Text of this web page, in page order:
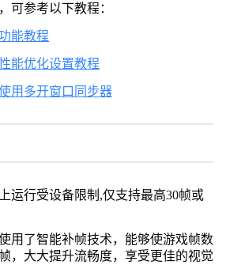
可参考以下教程：
能教程
能优化设置教程
用多开窗口同步器
运行受设备限制,仅支持最高30帧或
用了智能补帧技术，能够使游戏帧数
，大大提升流畅度，享受更佳的视觉